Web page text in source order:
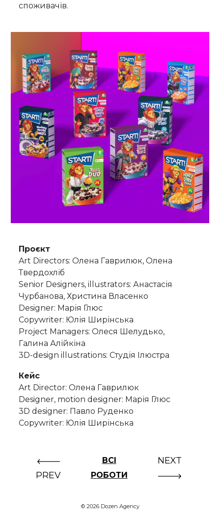
споживачів.
Проєкт
Art Directors: Олена Гаврилюк, Олена
Твердохліб
Senior Designers, illustrators: Анастасія
Чурбанова, Христина Власенко
Designer: Марія Глюс
Copywriter: Юлія Ширінська
Project Managers: Олеся Шелудько,
Галина Алійкіна
3D-design illustrations: Студія Ілюстра
Кейс
Art Director: Олена Гаврилюк
Designer, motion designer: Марія Глюс
3D designer: Павло Руденко
Copywriter: Юлія Ширінська
PREV
ВСІ
РОБОТИ
NEXT
© 2026 Dozen Agency